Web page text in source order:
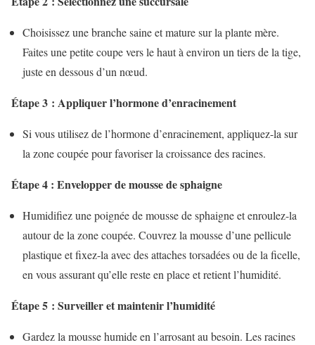
Choisissez une branche saine et mature sur la plante mère.
Faites une petite coupe vers le haut à environ un tiers de la tige,
juste en dessous d’un nœud.
Étape 3 : Appliquer l’hormone d’enracinement
Si vous utilisez de l’hormone d’enracinement, appliquez-la sur
la zone coupée pour favoriser la croissance des racines.
Étape 4 : Envelopper de mousse de sphaigne
Humidifiez une poignée de mousse de sphaigne et enroulez-la
autour de la zone coupée. Couvrez la mousse d’une pellicule
plastique et fixez-la avec des attaches torsadées ou de la ficelle,
en vous assurant qu’elle reste en place et retient l’humidité.
Étape 5 : Surveiller et maintenir l’humidité
Gardez la mousse humide en l’arrosant au besoin. Les racines